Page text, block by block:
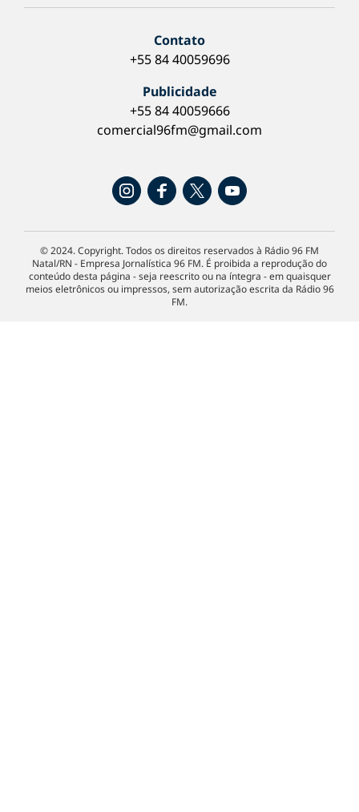
Contato
+55 84 40059696
Publicidade
+55 84 40059666
comercial96fm@gmail.com
© 2024. Copyright. Todos os direitos reservados à Rádio 96 FM
Natal/RN - Empresa Jornalística 96 FM. É proibida a reprodução do
conteúdo desta página - seja reescrito ou na íntegra - em quaisquer
meios eletrônicos ou impressos, sem autorização escrita da Rádio 96
FM.